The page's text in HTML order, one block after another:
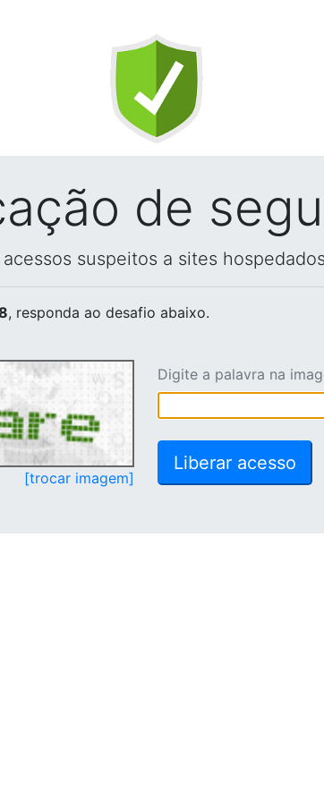
de
suspeitos a sites
, responda ao desafio abaixo.
[trocar imagem]
Digite a palavra na